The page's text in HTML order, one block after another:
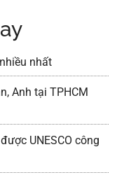
nhất
Anh tại TPHCM
UNESCO công